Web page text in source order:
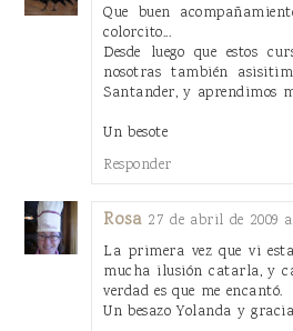
Que buen
colorcito...
Desde luego que estos
nosotras también
Santander, y aprendimos
Un besote
Responder
Rosa 27 de abril de 2009 a
La primera vez que vi
mucha ilusión catarla, y
verdad es que me encantó.
Un besazo Yolanda y